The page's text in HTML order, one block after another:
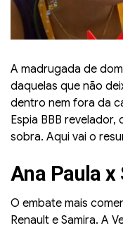
A madrugada de
daquelas que não
dentro nem fora da
Espia BBB
sobra. Aqui vai o
Ana Paula x
O embate mais
Renault e Samira. A